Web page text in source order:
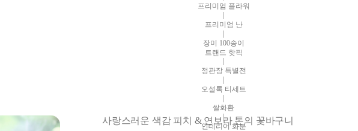
프리미엄 플라워
프리미엄 난
|
장미 100송이
트랜드 핫픽
정관장 특별전
오설록 티세트
|
쌀화환
|
인테리어 화분
사랑스러운 색감 피치 & 연보라 톤의 꽃바구니